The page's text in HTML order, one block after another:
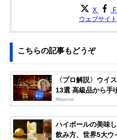
X
ウェブサイト
こちらの記事もどうぞ
〈プロ解説〉ウイ
13選 高級品から手
Moovoo
ハイボールの美味
飲み方、世界5大ウ